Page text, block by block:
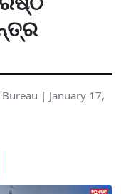
| January 17,